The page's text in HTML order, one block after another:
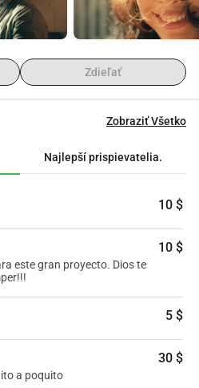
Zdieľať
Zobraziť Všetko
Najlepší prispievatelia.
10 $
10 $
este gran proyecto. Dios te
5 $
30 $
a poquito